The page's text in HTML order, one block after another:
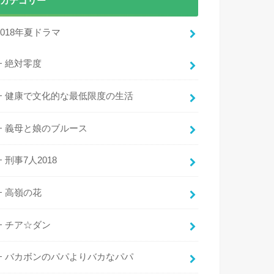
年夏ドラマ
絶対零度
健康で文化的な最低限度の生活
義母と娘のブルース
刑事7人2018
高嶺の花
チア☆ダン
バカボンのパパよりバカなパパ